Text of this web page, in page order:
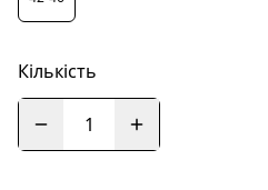
Кількість
1